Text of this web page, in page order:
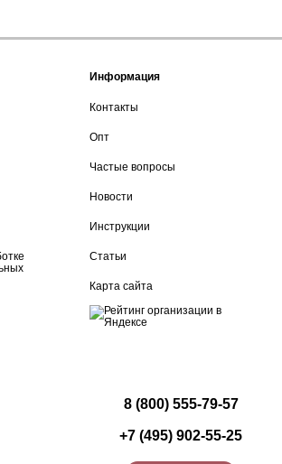
Информация
Контакты
Опт
Частые вопросы
Новости
Инструкции
Статьи
Карта сайта
8 (800) 555-79-57
+7 (495) 902-55-25